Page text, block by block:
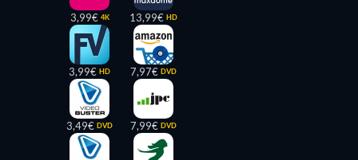
3,99€ 4K
3,99€ HD
3,49€ DVD
13,99€ HD
7,97€ DVD
7,99€ DVD